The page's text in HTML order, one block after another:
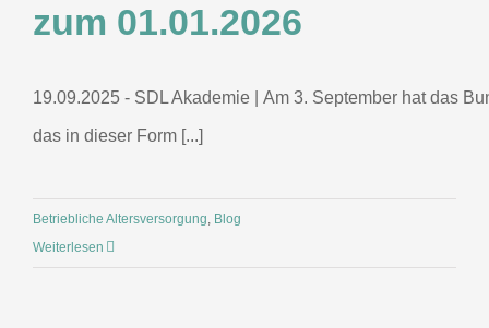
zum 01.01.2026
19.09.2025 - SDL Akademie | Am 3. September hat das
das in dieser Form [...]
Betriebliche Altersversorgung, Blog
Weiterlesen